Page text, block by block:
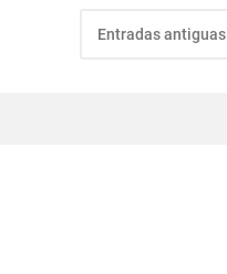
Entradas antiguas